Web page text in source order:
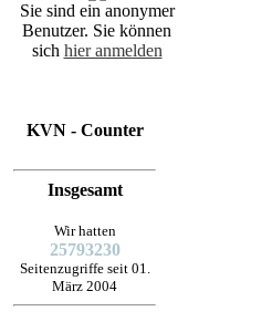
Sie sind ein anonymer
Benutzer. Sie können
sich hier anmelden
KVN - Counter
Insgesamt
Wir hatten
25793230
Seitenzugriffe seit 01.
März 2004